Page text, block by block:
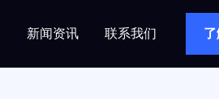
新闻资讯 联系我们